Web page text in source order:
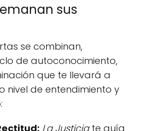
sus
se combinan,
de autoconocimiento,
que te llevará a
nivel de entendimiento y
La Justiciate guía